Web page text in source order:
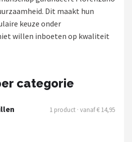
Dit maakt hun
keuze onder
willen inboeten op kwaliteit
categorie
1 product · vanaf € 14,95